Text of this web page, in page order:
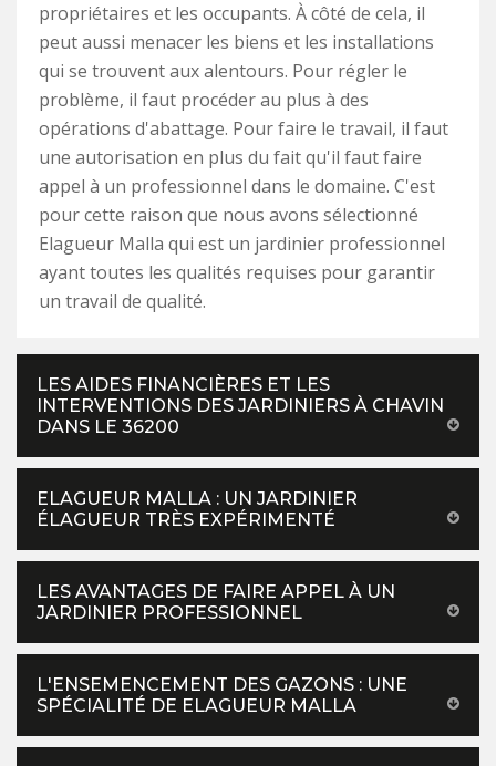
propriétaires et les occupants. À côté de cela, il
peut aussi menacer les biens et les installations
qui se trouvent aux alentours. Pour régler le
problème, il faut procéder au plus à des
opérations d'abattage. Pour faire le travail, il faut
une autorisation en plus du fait qu'il faut faire
appel à un professionnel dans le domaine. C'est
pour cette raison que nous avons sélectionné
Elagueur Malla qui est un jardinier professionnel
ayant toutes les qualités requises pour garantir
un travail de qualité.
LES AIDES FINANCIÈRES ET LES
INTERVENTIONS DES JARDINIERS À CHAVIN
DANS LE 36200
ELAGUEUR MALLA : UN JARDINIER
ÉLAGUEUR TRÈS EXPÉRIMENTÉ
LES AVANTAGES DE FAIRE APPEL À UN
JARDINIER PROFESSIONNEL
L'ENSEMENCEMENT DES GAZONS : UNE
SPÉCIALITÉ DE ELAGUEUR MALLA